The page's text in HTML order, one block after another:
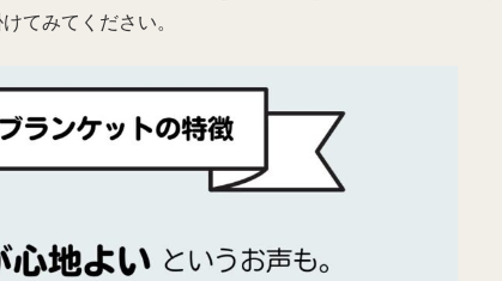
てみてください。